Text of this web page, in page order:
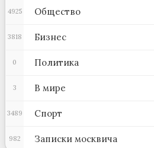
Общество
4925
Бизнес
3818
Политика
0
В мире
3
Спорт
3489
Записки москвича
982